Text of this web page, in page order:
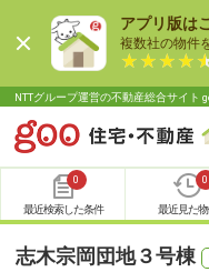
アプリ版は
複数社の物件
NTTグループ運営の不動産総合サイト
0
最近検索した条件
0
最近見た
志木宗岡団地３号棟